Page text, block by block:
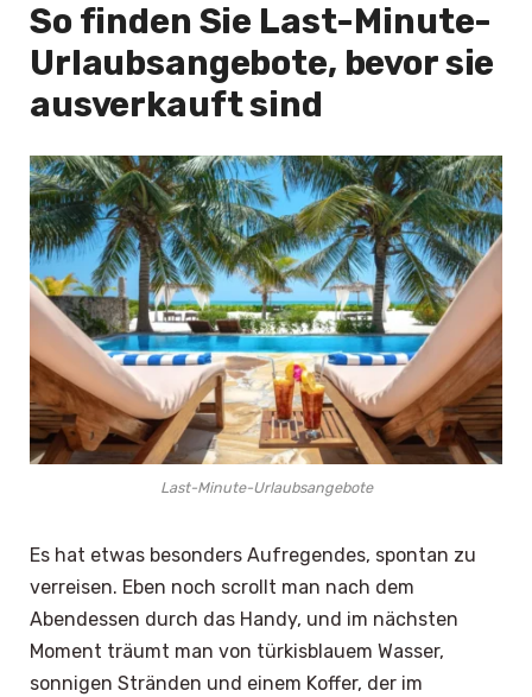
So finden Sie Last-Minute-
Urlaubsangebote, bevor sie
ausverkauft sind
Last-Minute-Urlaubsangebote
Es hat etwas besonders Aufregendes, spontan zu
verreisen. Eben noch scrollt man nach dem
Abendessen durch das Handy, und im nächsten
Moment träumt man von türkisblauem Wasser,
sonnigen Stränden und einem Koffer, der im